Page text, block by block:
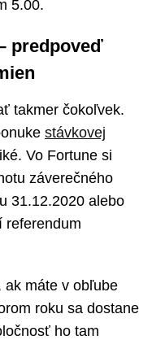
5.00.
predpoveď
takmer čokoľvek.
stávkovej
Vo Fortune si
záverečného
31.12.2020 alebo
referendum
ak máte v obľube
roku sa dostane
ho tam